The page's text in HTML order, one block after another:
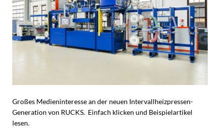
Großes Medieninteresse an der neuen Intervallheizpressen-
Generation von RUCKS. Einfach klicken und Beispielartikel
lesen.